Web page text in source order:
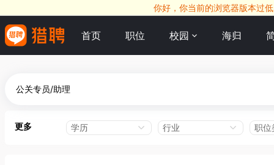
你好，你当前的浏览器版本过
首页 职位 校园 海归
更多 学历 行业 职位